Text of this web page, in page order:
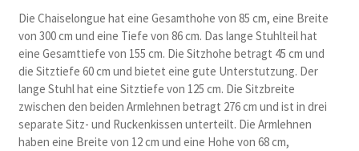
Die Chaiselongue hat eine Gesamthohe von 85 cm, eine Breite
von 300 cm und eine Tiefe von 86 cm. Das lange Stuhlteil hat
eine Gesamttiefe von 155 cm. Die Sitzhohe betragt 45 cm und
die Sitztiefe 60 cm und bietet eine gute Unterstutzung. Der
lange Stuhl hat eine Sitztiefe von 125 cm. Die Sitzbreite
zwischen den beiden Armlehnen betragt 276 cm und ist in drei
separate Sitz- und Ruckenkissen unterteilt. Die Armlehnen
haben eine Breite von 12 cm und eine Hohe von 68 cm,